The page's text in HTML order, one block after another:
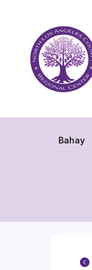
nilalaman
Bahay